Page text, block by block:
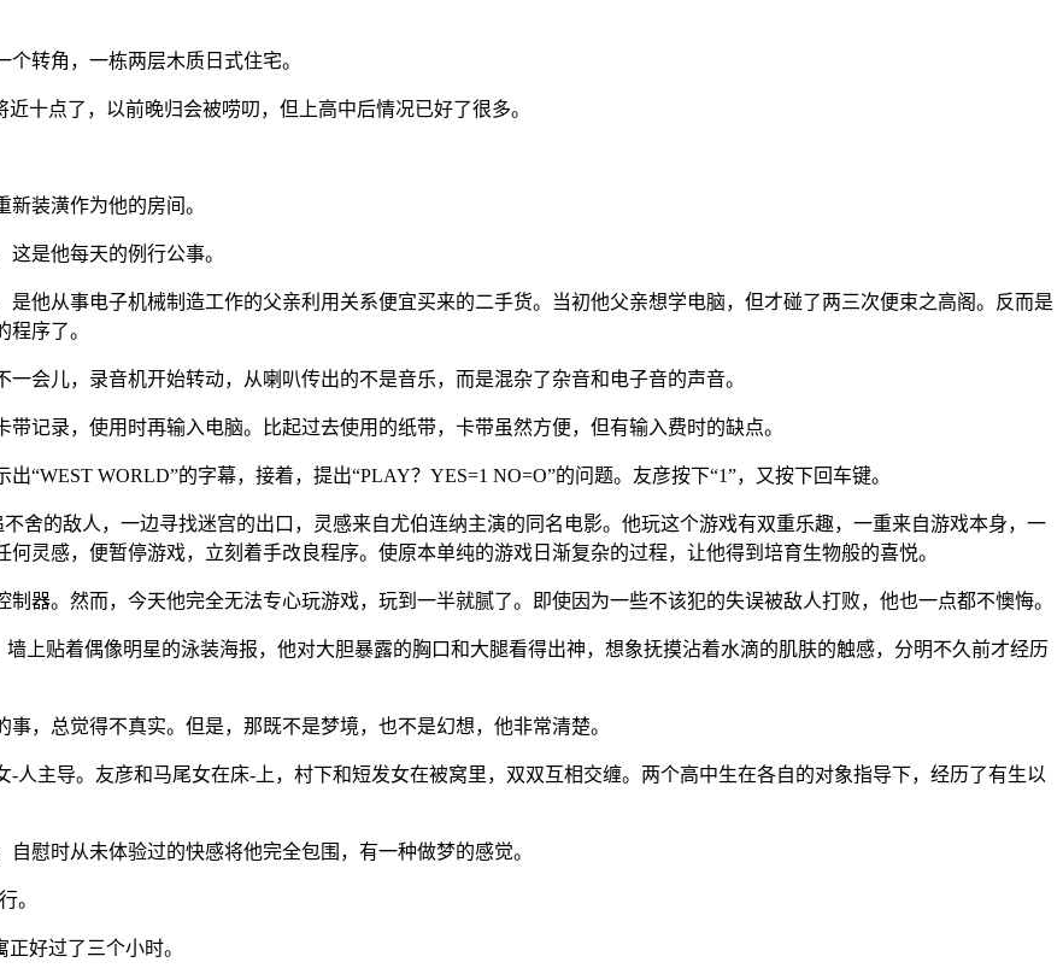
转角，一栋两层木质日式住宅。
十点了，以前晚归会被唠叨，但上高中后情况已好了很多。
装潢作为他的房间。
是他每天的例行公事。
他从事电子机械制造工作的父亲利用关系便宜买来的二手货。当初他父亲想学电脑，但才碰了两三次便束之高阁。反而是
序了。
会儿，录音机开始转动，从喇叭传出的不是音乐，而是混杂了杂音和电子音的声音。
记录，使用时再输入电脑。比起过去使用的纸带，卡带虽然方便，但有输入费时的缺点。
“WEST WORLD”的字幕，接着，提出“PLAY？YES=1 NO=O”的问题。友彦按下“1”，又按下回车键。
舍的敌人，一边寻找迷宫的出口，灵感来自尤伯连纳主演的同名电影。他玩这个游戏有双重乐趣，一重来自游戏本身，一
灵感，便暂停游戏，立刻着手改良程序。使原本单纯的游戏日渐复杂的过程，让他得到培育生物般的喜悦。
器。然而，今天他完全无法专心玩游戏，玩到一半就腻了。即使因为一些不该犯的失误被敌人打败，他也一点都不懊悔。
上贴着偶像明星的泳装海报，他对大胆暴露的胸口和大腿看得出神，想象抚摸沾着水滴的肌肤的触感，分明不久前才经历
，总觉得不真实。但是，那既不是梦境，也不是幻想，他非常清楚。
人主导。友彦和马尾女在床-上，村下和短发女在被窝里，双双互相交缠。两个高中生在各自的对象指导下，经历了有生以
慰时从未体验过的快感将他完全包围，有一种做梦的感觉。
。
好过了三个小时。